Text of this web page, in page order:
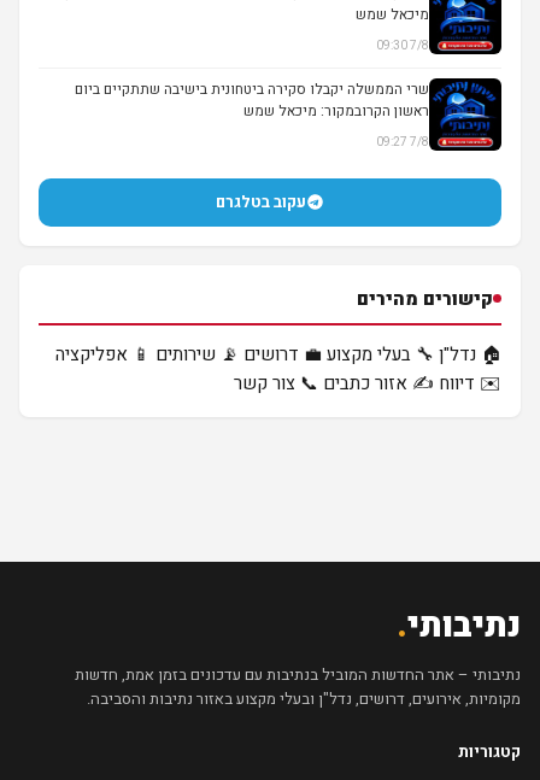
מיכאל שמש
7/8 09:30
שרי הממשלה יקבלו סקירה ביטחונית בישיבה שתתקיים ביום
ראשון הקרובמקור: מיכאל שמש
7/8 09:27
עקוב בטלגרם
קישורים מהירים
🏠 נדל"ן 🔧 בעלי מקצוע 💼 דרושים 📡 שירותים 📱 אפליקציה
✉️ דיווח ✍️ אזור כתבים 📞 צור קשר
נתיבותי.
נתיבותי – אתר החדשות המוביל בנתיבות עם עדכונים בזמן אמת, חדשות
מקומיות, אירועים, דרושים, נדל"ן ובעלי מקצוע באזור נתיבות והסביבה.
קטגוריות